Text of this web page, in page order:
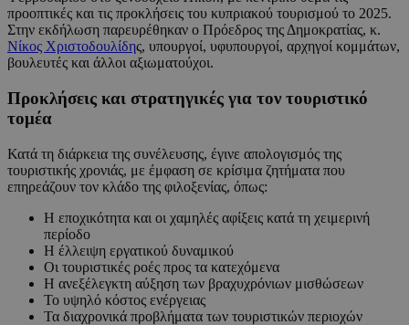
προοπτικές και τις προκλήσεις του κυπριακού τουρισμού το 2025.
Στην εκδήλωση παρευρέθηκαν ο Πρόεδρος της Δημοκρατίας, κ.
Νίκος Χριστοδουλίδης, υπουργοί, υφυπουργοί, αρχηγοί κομμάτων,
βουλευτές και άλλοι αξιωματούχοι.
Προκλήσεις και στρατηγικές για τον τουριστικό
τομέα
Κατά τη διάρκεια της συνέλευσης, έγινε απολογισμός της
τουριστικής χρονιάς, με έμφαση σε κρίσιμα ζητήματα που
επηρεάζουν τον κλάδο της φιλοξενίας, όπως:
Η εποχικότητα και οι χαμηλές αφίξεις κατά τη χειμερινή
περίοδο
Η έλλειψη εργατικού δυναμικού
Οι τουριστικές ροές προς τα κατεχόμενα
Η ανεξέλεγκτη αύξηση των βραχυχρόνιων μισθώσεων
Το υψηλό κόστος ενέργειας
Τα διαχρονικά προβλήματα των τουριστικών περιοχών